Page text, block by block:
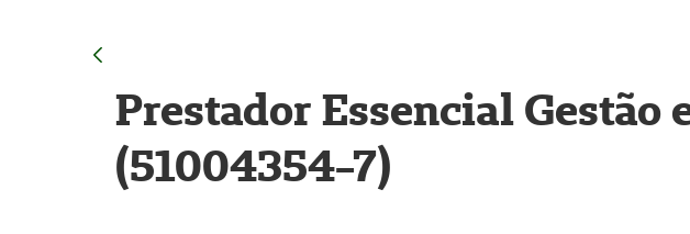
Prestador Essencial Gestão
(51004354-7)